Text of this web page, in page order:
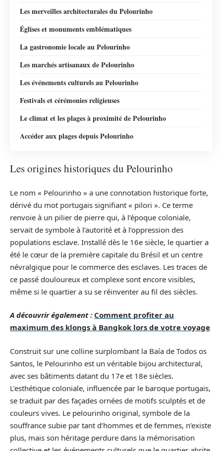
Les merveilles architecturales du Pelourinho
Églises et monuments emblématiques
La gastronomie locale au Pelourinho
Les marchés artisanaux de Pelourinho
Les événements culturels au Pelourinho
Festivals et cérémonies religieuses
Le climat et les plages à proximité de Pelourinho
Accéder aux plages depuis Pelourinho
Les origines historiques du Pelourinho
Le nom « Pelourinho » a une connotation historique forte,
dérivé du mot portugais signifiant « pilori ». Ce terme
renvoie à un pilier de pierre qui, à l’époque coloniale,
servait de symbole à l’autorité et à l’oppression des
populations esclave. Installé dès le 16e siècle, le quartier a
été le cœur de la première capitale du Brésil et un centre
névralgique pour le commerce des esclaves. Les traces de
ce passé douloureux et complexe sont encore visibles,
même si le quartier a su se réinventer au fil des siècles.
A découvrir également : Comment profiter au
maximum des klongs à Bangkok lors de votre voyage
Construit sur une colline surplombant la Baía de Todos os
Santos, le Pelourinho est un véritable bijou architectural,
avec ses bâtiments datant du 17e et 18e siècles.
L’esthétique coloniale, influencée par le baroque portugais,
se traduit par des façades ornées de motifs sculptés et de
couleurs vives. Le pelourinho original, symbole de la
souffrance subie par tant d’hommes et de femmes, n’existe
plus, mais son héritage perdure dans la mémorisation